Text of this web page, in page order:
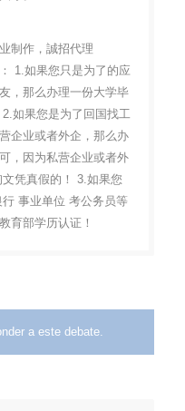
制作，誠招代理
1.如果您只是为了的应
，那么办理一份大学毕
如果您是为了回国找工
企业或者外企，那么办
，因为私营企业或者外
凭真假的！ 3.如果您
事业单位 考公务员等
育部学历认证！
a este debate.